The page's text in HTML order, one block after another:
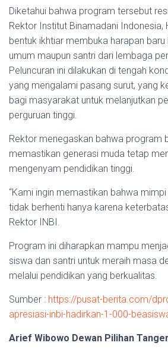
Diketahui bahwa program tersebut
Rektor Institut Binamadani Indonesia,
bentuk ikhtiar membuka harapan
umum maupun santri dari lembaga
Peluncuran ini dilakukan di tengah
yang mengalami pasang surut, yang
bagi masyarakat untuk melanjutkan
perguruan tinggi.
Rektor menegaskan bahwa program
memastikan generasi muda tetap
mengenyam pendidikan tinggi.
“Kami ingin memastikan bahwa
tidak berhenti hanya karena
Rektor INBI.
Program ini diharapkan mampu
siswa dan santri untuk meraih masa
melalui pendidikan yang berkualitas.
Sumber : https://pusat-berita.com/
apresiasi-inbi-hadirkan-1-000-
Arief Wibowo Dewan Pilihan